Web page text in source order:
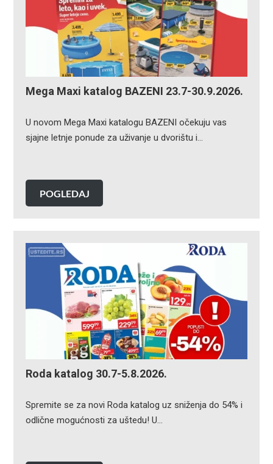
Mega Maxi katalog BAZENI 23.7-30.9.2026.
U novom Mega Maxi katalogu BAZENI očekuju vas
sjajne letnje ponude za uživanje u dvorištu i…
POGLEDAJ
Roda katalog 30.7-5.8.2026.
Spremite se za novi Roda katalog uz sniženja do 54% i
odlične mogućnosti za uštedu! U…